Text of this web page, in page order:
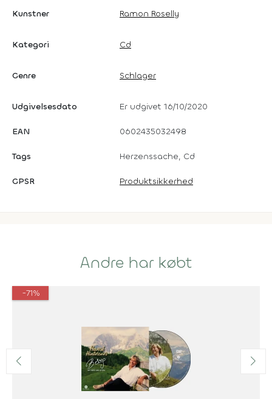
Kunstner Ramon Roselly
Kategori Cd
Genre Schlager
Udgivelsesdato Er udgivet 16/10/2020
EAN 0602435032498
Tags Herzenssache, Cd
GPSR Produktsikkerhed
Andre har købt
-71%